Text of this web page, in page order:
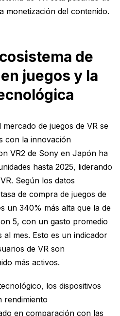
monetización del contenido.
de
juegos y la
de juegos de VR se
con la innovación
VR2 de Sony en Japón ha
hasta 2025, liderando
Según los datos
de compra de juegos de
un 340% más alta que la de
5, con un gasto promedio
al mes. Esto es un indicador
de VR son
más activos.
los dispositivos
rendimiento
en comparación con las